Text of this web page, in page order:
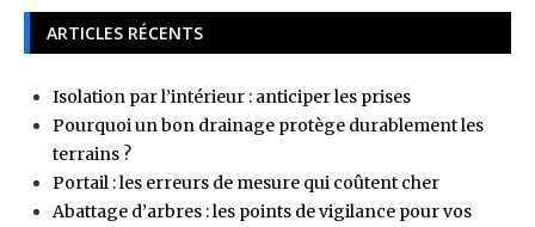
ARTICLES RÉCENTS
Isolation par l’intérieur : anticiper les prises
Pourquoi un bon drainage protège durablement les
terrains ?
Portail : les erreurs de mesure qui coûtent cher
Abattage d’arbres : les points de vigilance pour vos